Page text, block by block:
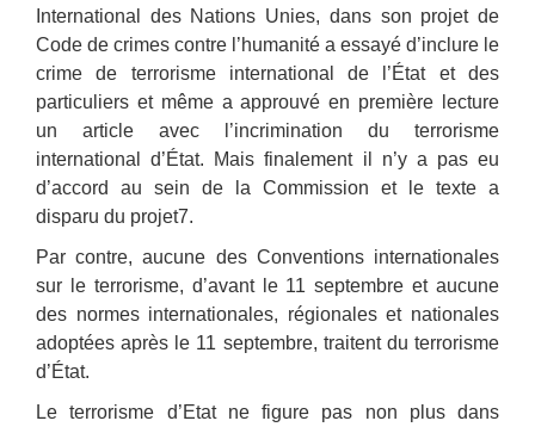
International des Nations Unies, dans son projet de
Code de crimes contre l’humanité a essayé d’inclure le
crime de terrorisme international de l’État et des
particuliers et même a approuvé en première lecture
un article avec l’incrimination du terrorisme
international d’État. Mais finalement il n’y a pas eu
d’accord au sein de la Commission et le texte a
disparu du projet7.
Par contre, aucune des Conventions internationales
sur le terrorisme, d’avant le 11 septembre et aucune
des normes internationales, régionales et nationales
adoptées après le 11 septembre, traitent du terrorisme
d’État.
Le terrorisme d’Etat ne figure pas non plus dans